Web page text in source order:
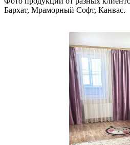
Бархат, Мраморный Софт, Канвас.